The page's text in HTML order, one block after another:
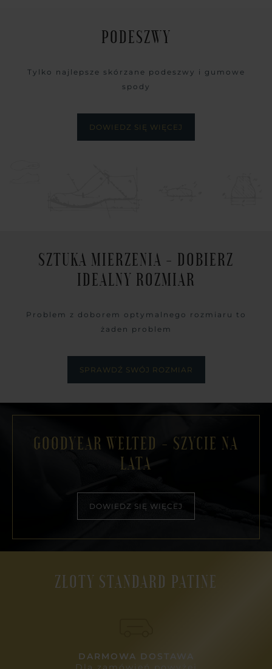
PODESZWY
Tylko najlepsze skórzane podeszwy i gumowe
spody
DOWIEDZ SIĘ WIĘCEJ
SZTUKA MIERZENIA - DOBIERZ
IDEALNY ROZMIAR
Problem z doborem optymalnego rozmiaru to
żaden problem
SPRAWDŹ SWÓJ ROZMIAR
GOODYEAR WELTED - SZYCIE NA
LATA
DOWIEDZ SIĘ WIĘCEJ
ZŁOTY STANDARD PATINE
DARMOWA DOSTAWA